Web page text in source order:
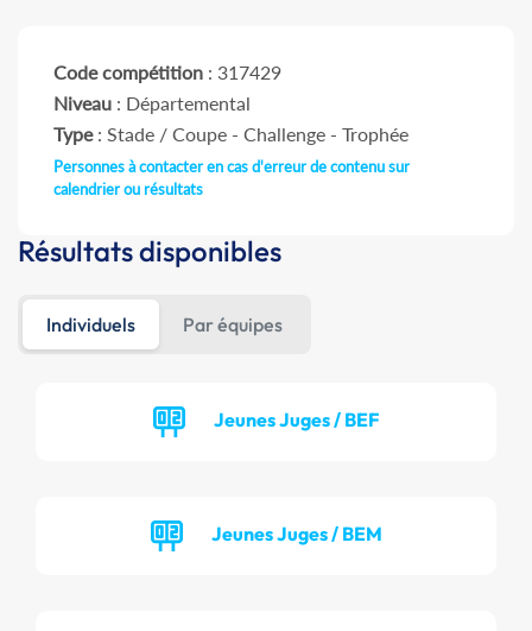
Code compétition : 317429
Niveau : Départemental
Type: Stade / Coupe - Challenge - Trophée
Personnes à contacter en cas d'erreur de contenu sur
calendrier ou résultats
Résultats disponibles
Individuels Par équipes
Jeunes Juges / BEF
Jeunes Juges / BEM